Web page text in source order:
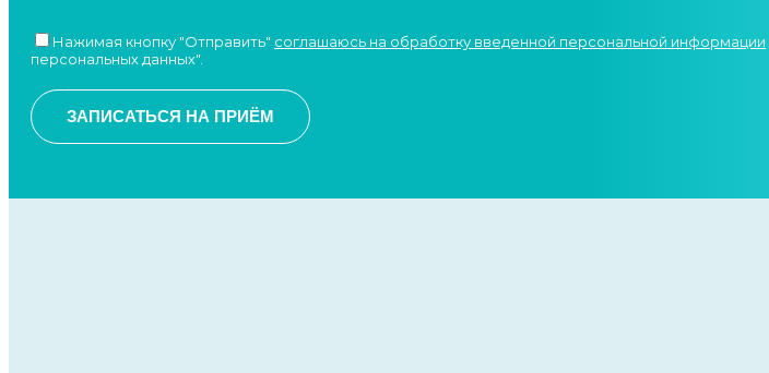
Нажимая кнопку "Отправить" соглашаюсь на обработку введенной персональной информации
персональных данных".